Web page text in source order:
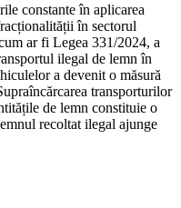
constante în aplicarea
în sectorul
ar fi Legea 331/2024, a
ilegal de lemn în
a devenit o măsură
transporturilor
de lemn constituie o
recoltat ilegal ajunge